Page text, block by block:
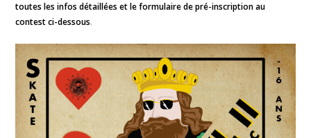
toutes les infos détaillées et le formulaire de pré-inscription au
contest ci-dessous.